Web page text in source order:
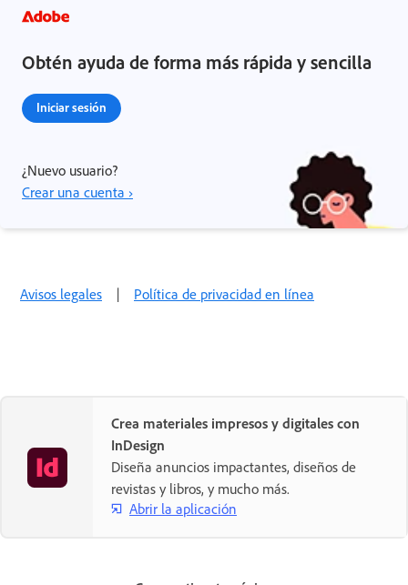
Obtén ayuda de forma más rápida y sencilla
Iniciar sesión
¿Nuevo usuario?
Crear una cuenta ›
Avisos legales | Política de privacidad en línea
Crea materiales impresos y digitales con
InDesign
Diseña anuncios impactantes, diseños de
revistas y libros, y mucho más.
Abrir la aplicación